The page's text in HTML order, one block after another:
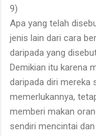
9)
Apa yang telah
jenis lain dari cara
daripada yang
Demikian itu karena
daripada diri mereka
memerlukannya,
memberi makan
sendiri mencintai